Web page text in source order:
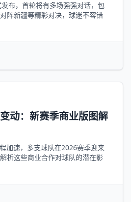
布，首轮将有多场强强对话，包
阵新疆等精彩对决，球迷不容错
动：新赛季商业版图解
加速，多支球队在2026赛季迎来
析这些商业合作对球队的潜在影